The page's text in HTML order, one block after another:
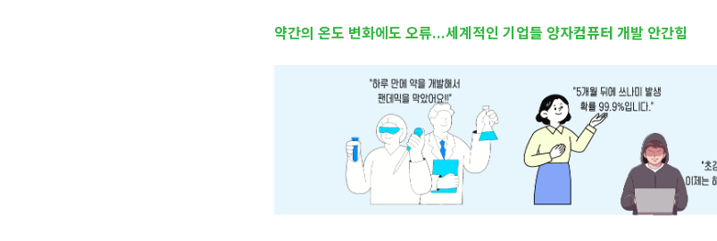
약간의 온도 변화에도 오류...세계적인 기업들 양자컴퓨터 개발 안간힘